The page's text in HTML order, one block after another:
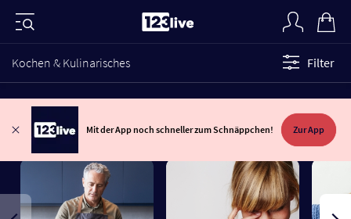
Kochen & Kulinarisches Filter
Mit der App noch schneller zum Schnäppchen! Zur App